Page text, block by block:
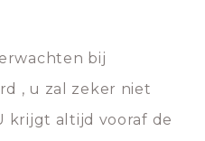
bij
, u zal zeker niet
krijgt altijd vooraf de